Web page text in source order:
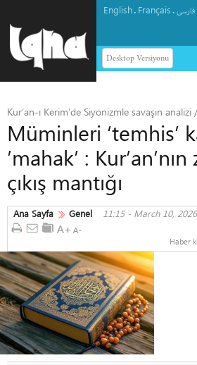
English. Français.فارسی
Desktop Versiyonu
Kur’an-ı Kerim’de Siyonizmle savaşın analizi
Müminleri ‘temhis’
’mahak’ :
çıkış mantığı
Ana Sayfa Genel 11:15 - March 10, 2026
Haber